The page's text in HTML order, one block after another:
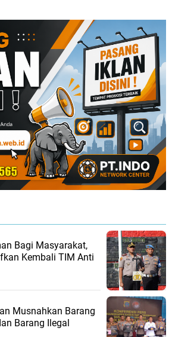
Bagi Masyarakat,
Kembali TIM Anti
Musnahkan Barang
Barang Ilegal